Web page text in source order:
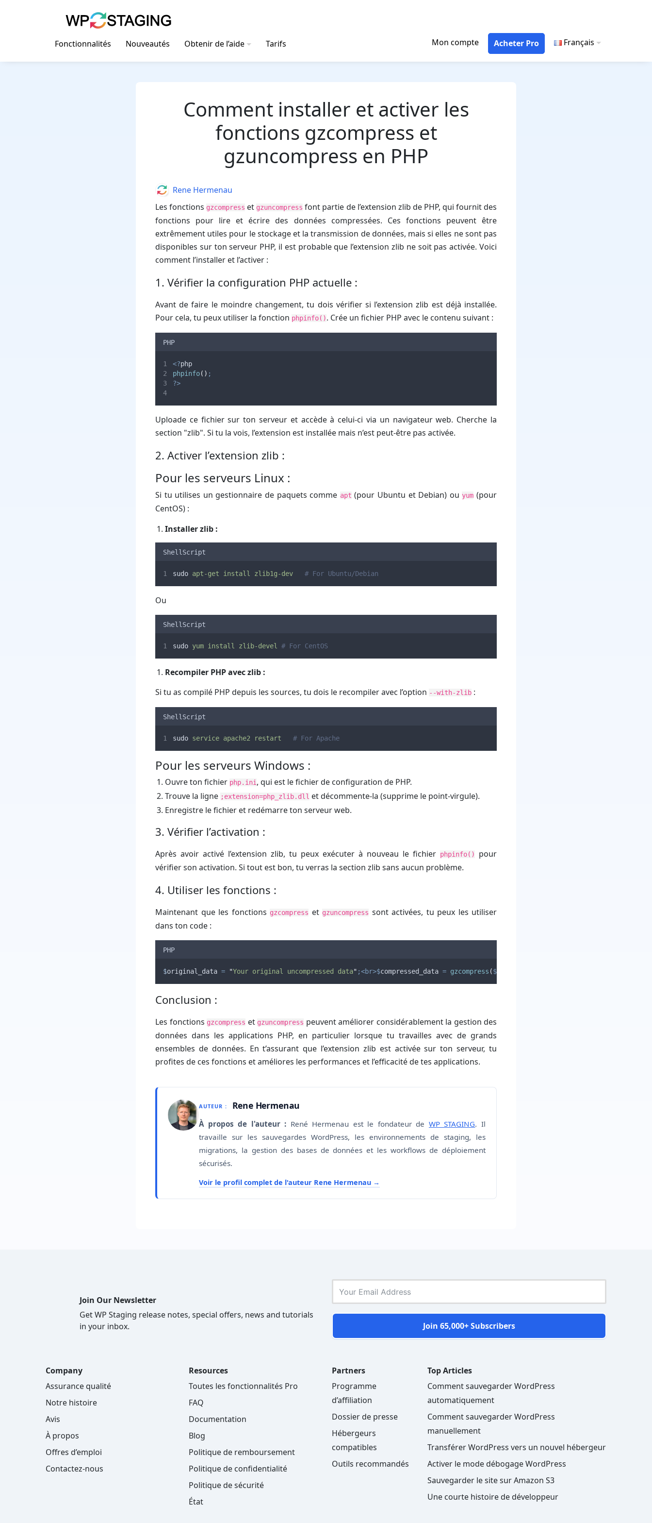
Fonctionnalités
Nouveautés Obtenir de l’aide Tarifs Mon compte Acheter Pro Français
Comment installer et activer les
fonctions gzcompress et
gzuncompress en PHP
Les fonctionsgzcompress etgzuncompress font partie de l’extension zlib de PHP, qui fournit des
fonctions pour lire et écrire des données compressées. Ces fonctions peuvent être
extrêmement utiles pour le stockage et la transmission de données, mais si elles ne sont pas
disponibles sur ton serveur PHP, il est probable que l’extension zlib ne soit pas activée. Voici
comment l’installer et l’activer :
1. Vérifier la configuration PHP actuelle :
Avant de faire le moindre changement, tu dois vérifier si l’extension zlib est déjà installée.
Pour cela, tu peux utiliser la fonction phpinfo(). Crée un fichier PHP avec le contenu suivant :
PHP
<?php
phpinfo() ;
?>
Uploade ce fichier sur ton serveur et accède à celui-ci via un navigateur web. Cherche la
section "zlib". Si tu la vois, l’extension est installée mais n’est peut-être pas activée.
2. Activer l’extension zlib :
Pour les serveurs Linux :
Si tu utilises un gestionnaire de paquets comme apt(pour Ubuntu et Debian) ouyum (pour
CentOS) :
Installer zlib :
ShellScript
sudo apt-get install zlib1g-dev # For Ubuntu/Debian
Ou
ShellScript
sudo yum install zlib-devel # For CentOS
Recompiler PHP avec zlib :
Si tu as compilé PHP depuis les sources, tu dois le recompiler avec l’option --with-zlib :
ShellScript
sudo service apache2 restart # For Apache
Pour les serveurs Windows :
Ouvre ton fichier php.ini , qui est le fichier de configuration de PHP.
Trouve la ligne ;extension=php_zlib.dll et décommente-la (supprime le point-virgule).
Enregistre le fichier et redémarre ton serveur web.
3. Vérifier l’activation :
Après avoir activé l’extension zlib, tu peux exécuter à nouveau le fichier phpinfo()
pour
vérifier son activation. Si tout est bon, tu verras la section zlib sans aucun problème.
4. Utiliser les fonctions :
Maintenant que les fonctions gzcompress et gzuncompress sont activées, tu peux les utiliser
dans ton code :
PHP
$original_data = "Your original uncompressed data" ;<br>$compressed_data = gzcompress ($
Conclusion :
Les fonctions gzcompress et gzuncompress peuvent améliorer considérablement la gestion des
données dans les applications PHP, en particulier lorsque tu travailles avec de grands
ensembles de données. En t’assurant que l’extension zlib est activée sur ton serveur, tu
profites de ces fonctions et améliores les performances et l’efficacité de tes applications.
AUTEUR : Rene Hermenau
À propos de l'auteur : René Hermenau est le fondateur de WP STAGING. Il
travaille sur les sauvegardes WordPress, les environnements de staging, les
migrations, la gestion des bases de données et les workflows de déploiement
sécurisés.
Voir le profil complet de l'auteur Rene Hermenau
AuthorRene Hermenau
Join Our Newsletter
Get WP Staging release notes, special offers, news and tutorials
in your inbox.
Join 65,000+ Subscribers
Company
Assurance qualité
Notre histoire
Avis
À propos
Offres d’emploi
Contactez-nous
Resources
Toutes les fonctionnalités Pro
FAQ
Documentation
Blog
Politique de remboursement
Politique de confidentialité
Politique de sécurité
État
Partners
Programme
d’affiliation
Dossier de presse
Hébergeurs
compatibles
Outils recommandés
Top Articles
Comment sauvegarder WordPress
automatiquement
Comment sauvegarder WordPress
manuellement
Transférer WordPress vers un nouvel hébergeur
Activer le mode débogage WordPress
Sauvegarder le site sur Amazon S3
Une courte histoire de développeur